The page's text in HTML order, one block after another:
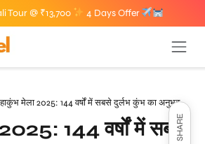
Tour @ ₹13,700 4 Days Offer
मेला 2025: 144 वर्षों में सबसे दुर्लभ कुंभ का अनुभव
144 वर्षों में सबसे
SHARE